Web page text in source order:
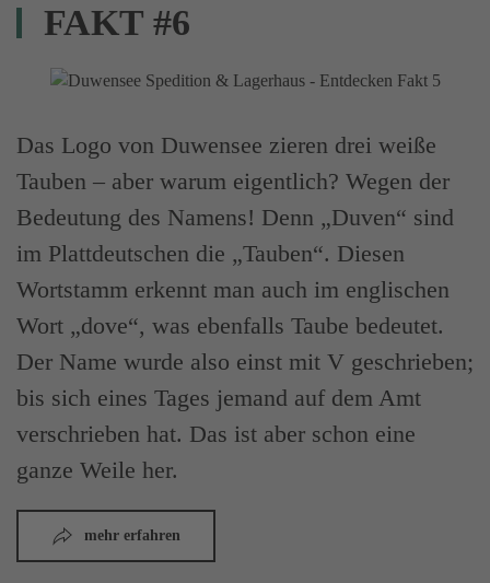
FAKT #6
Das Logo von Duwensee zieren drei weiße
Tauben – aber warum eigentlich? Wegen der
Bedeutung des Namens! Denn „Duven“ sind
im Plattdeutschen die „Tauben“. Diesen
Wortstamm erkennt man auch im englischen
Wort „dove“, was ebenfalls Taube bedeutet.
Der Name wurde also einst mit V geschrieben;
bis sich eines Tages jemand auf dem Amt
verschrieben hat. Das ist aber schon eine
ganze Weile her.
mehr erfahren